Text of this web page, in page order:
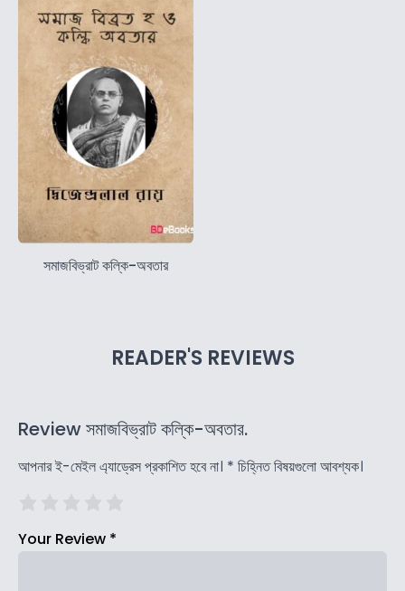
সমাজবিভ্রাট কল্কি-অবতার
READER'S REVIEWS
Review সমাজবিভ্রাট কল্কি-অবতার.
আপনার ই-মেইল এ্যাড্রেস প্রকাশিত হবে না। * চিহ্নিত বিষয়গুলো আবশ্যক।
Your Review *